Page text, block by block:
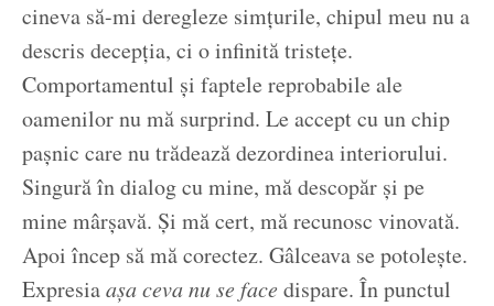
cineva să-mi deregleze simțurile, chipul meu nu a
descris decepția, ci o infinită tristețe.
Comportamentul și faptele reprobabile ale
oamenilor nu mă surprind. Le accept cu un chip
pașnic care nu trădează dezordinea interiorului.
Singură în dialog cu mine, mă descopăr și pe
mine mârșavă. Și mă cert, mă recunosc vinovată.
Apoi încep să mă corectez. Gâlceava se potolește.
Expresiaașa ceva nu se facedispare. În punctul